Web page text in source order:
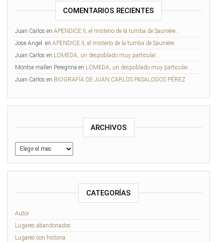
COMENTARIOS RECIENTES
Juan Carlos en APENDICE II, el misterio de la tumba de Saunière…
Jose Angel. en APENDICE II, el misterio de la tumba de Saunière…
Juan Carlos en LOMEDA, un despoblado muy particular…
Montse mallen Peregrina en LOMEDA, un despoblado muy particular…
Juan Carlos en BIOGRAFÍA DE JUAN CARLOS PASALODOS PÉREZ
ARCHIVOS
Archivos
CATEGORÍAS
Autor
Lugares abandonados
Lugares con historia